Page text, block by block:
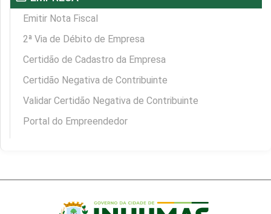
Emitir Nota Fiscal
2ª Via de Débito de Empresa
Certidão de Cadastro da Empresa
Certidão Negativa de Contribuinte
Validar Certidão Negativa de Contribuinte
Portal do Empreendedor